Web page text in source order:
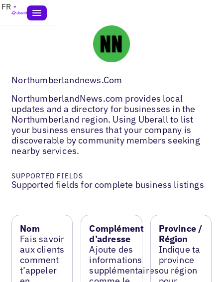
FR
Northumberlandnews.Com
NorthumberlandNews.com provides local
updates and a directory for businesses in the
Northumberland region. Using Uberall to list
your business ensures that your company is
discoverable by community members seeking
nearby services.
SUPPORTED FIELDS
Supported fields for complete business listings
Nom
Fais savoir
aux clients
comment
t’appeler
Complément
d’adresse
Ajoute des
informations
supplémentaires
Province /
Région
Indique ta
province
ou région